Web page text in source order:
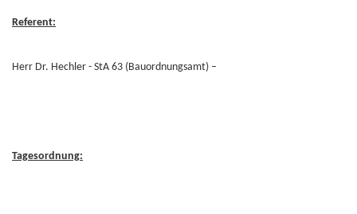
Referent:
Herr Dr. Hechler - StA 63 (Bauordnungsamt) –
Tagesordnung: